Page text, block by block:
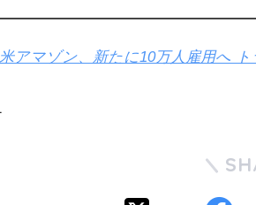
米アマゾン、新たに10万人雇用へ